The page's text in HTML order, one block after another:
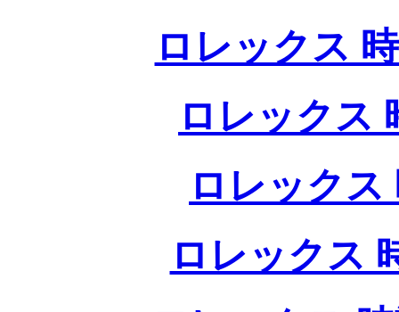
ロレックス
ロレックス
ロレックス
ロレックス